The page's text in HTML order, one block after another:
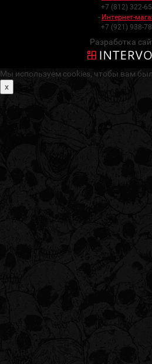
+7 (812) 322-
- Интернет-
+7 (921) 938-
Разработка
Мы используем cookies, чтобы вам
x